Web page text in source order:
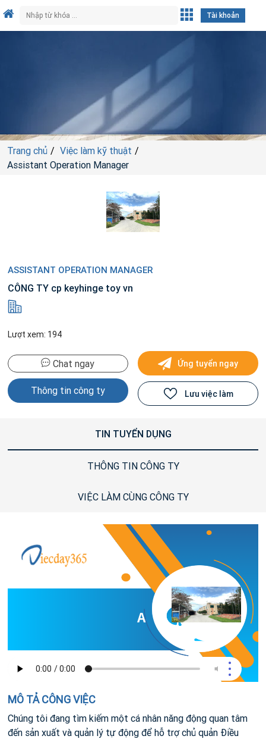
Tài khoản
Trang chủ
Việc làm kỹ thuật
Assistant Operation Manager
ASSISTANT OPERATION MANAGER
CÔNG TY cp keyhinge toy vn
Lượt xem: 194
Chat ngay
Thông tin công ty
Ứng tuyển ngay
Lưu việc làm
TIN TUYỂN DỤNG
THÔNG TIN CÔNG TY
VIỆC LÀM CÙNG CÔNG TY
ASSISTANT
MÔ TẢ CÔNG VIỆC
Chúng tôi đang tìm kiếm một cá nhân năng động quan tâm
đến sản xuất và quản lý tự động để hỗ trợ chủ quản Điều